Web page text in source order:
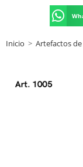
Inicio > Artefactos